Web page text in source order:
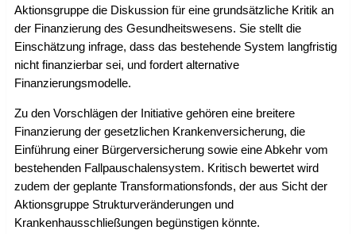
Aktionsgruppe die Diskussion für eine grundsätzliche Kritik an
der Finanzierung des Gesundheitswesens. Sie stellt die
Einschätzung infrage, dass das bestehende System langfristig
nicht finanzierbar sei, und fordert alternative
Finanzierungsmodelle.
Zu den Vorschlägen der Initiative gehören eine breitere
Finanzierung der gesetzlichen Krankenversicherung, die
Einführung einer Bürgerversicherung sowie eine Abkehr vom
bestehenden Fallpauschalensystem. Kritisch bewertet wird
zudem der geplante Transformationsfonds, der aus Sicht der
Aktionsgruppe Strukturveränderungen und
Krankenhausschließungen begünstigen könnte.